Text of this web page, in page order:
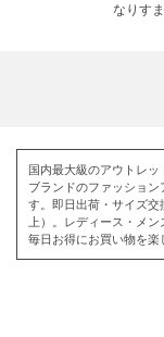
なりす
国内最大級のアウトレ
ブランドのファッショ
す。即日出荷・サイズ交
上）。レディース・メ
毎日お得にお買い物を楽